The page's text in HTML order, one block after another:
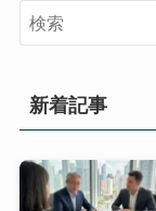
新着記事